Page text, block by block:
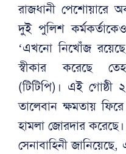
রাজধানী পেশোয়ারে
দুই পুলিশ
‘এখনো নিখোঁজ
স্বীকার করেছে
(টিটিপি)। এই
তালেবান ক্ষমতায়
হামলা জোরদার করেছে।
সেনাবাহিনী